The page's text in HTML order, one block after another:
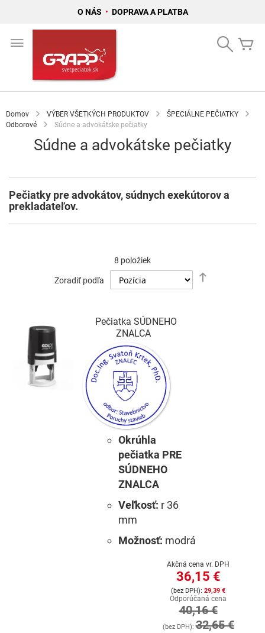
O NÁS • DOPRAVA A PLATBA
Search
Domov VÝBER VŠETKÝCH PRODUKTOV
ŠPECIÁLNE PEČIATKY
Odborové
Súdne a advokátske pečiatky
Súdne a advokátske pečiatky
Pečiatky pre advokátov, súdnych exekútorov a
prekladateľov.
8 položiek
Zoradiť podľa
Pečiatka SÚDNEHO
ZNALCA
Okrúhla
pečiatka PRE
SÚDNEHO
ZNALCA
Veľkosť: r 36
mm
Možnosť: modrá
Akčná cena vr. DPH
36,15 €
29,39 €
Odporúčaná cena
40,16 €
32,65 €